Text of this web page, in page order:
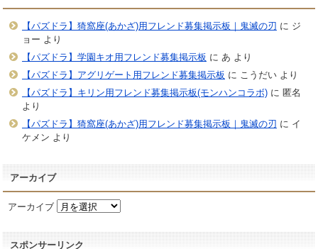
【パズドラ】猗窩座(あかざ)用フレンド募集掲示板｜鬼滅の刃 に ジ
ョー より
【パズドラ】学園キオ用フレンド募集掲示板 に あ より
【パズドラ】アグリゲート用フレンド募集掲示板 に こうだいより
【パズドラ】キリン用フレンド募集掲示板(モンハンコラボ)に 匿名
より
【パズドラ】猗窩座(あかざ)用フレンド募集掲示板｜鬼滅の刃 に イ
ケメン より
アーカイブ
アーカイブ
スポンサーリンク